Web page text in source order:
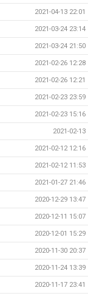
2021-04-13 22:01
2021-03-24 23:14
2021-03-24 21:50
2021-02-26 12:28
2021-02-26 12:21
2021-02-23 23:59
2021-02-23 15:16
2021-02-13
2021-02-12 12:16
2021-02-12 11:53
2021-01-27 21:46
2020-12-29 13:47
2020-12-11 15:07
2020-12-01 15:29
2020-11-30 20:37
2020-11-24 13:39
2020-11-17 23:41